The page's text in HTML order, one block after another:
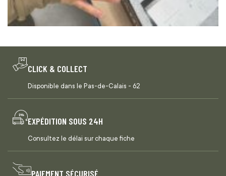
CLICK & COLLECT
Disponible dans le Pas-de-Calais - 62
EXPÉDITION SOUS 24H
Consultez le délai sur chaque fiche
PAIEMENT SÉCURISÉ